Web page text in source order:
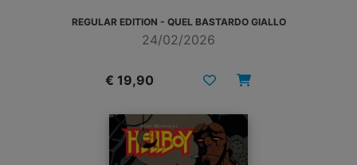
REGULAR EDITION - QUEL BASTARDO GIALLO
24/02/2026
€ 19,90